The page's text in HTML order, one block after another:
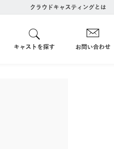
クラウドキャスティングとは
キャストを探す お問い合わせ